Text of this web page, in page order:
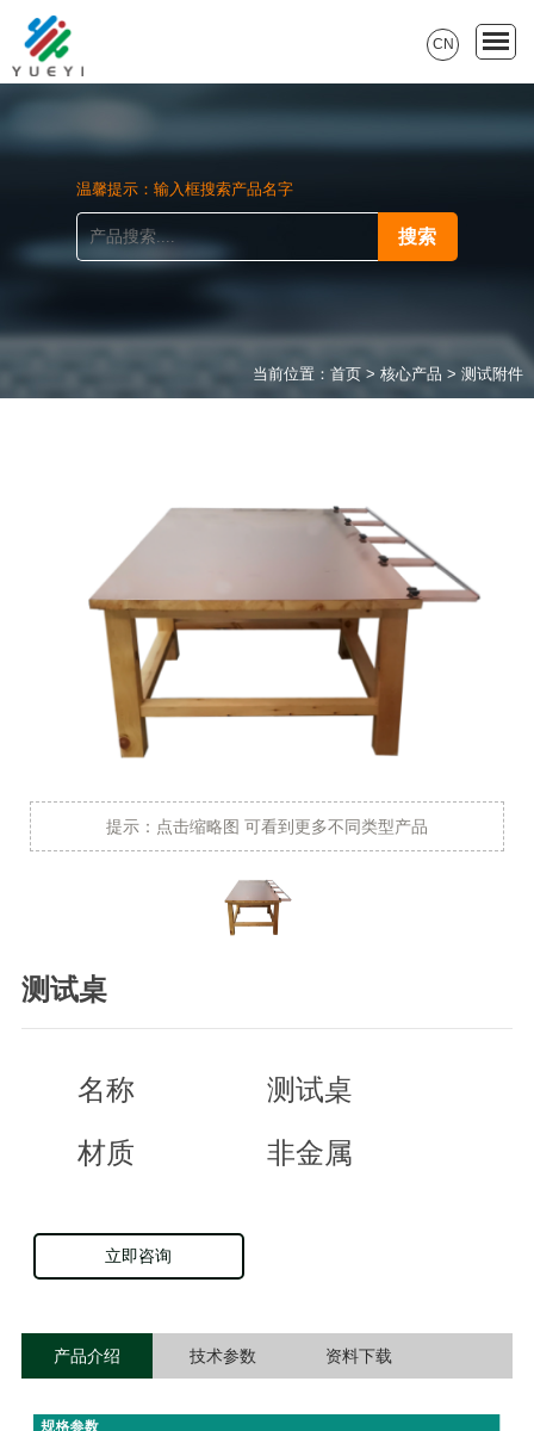
CN
温馨提示：输入框搜索产品名字
当前位置：首页 >核心产品 >测试附件
提示：点击缩略图 可看到更多不同类型产品
测试桌
名称
测试桌
材质
非金属
立即咨询
产品介绍 技术参数 资料下载